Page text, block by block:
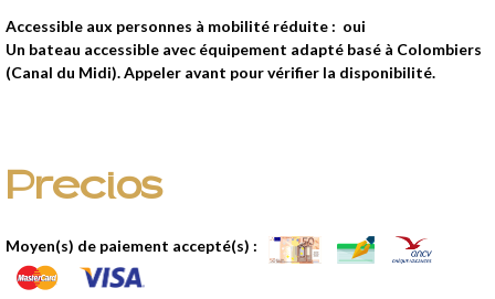
Accessible aux personnes à mobilité réduite : oui
Un bateau accessible avec équipement adapté basé à Colombiers
(Canal du Midi). Appeler avant pour vérifier la disponibilité.
Precios
Moyen(s) de paiement accepté(s) :